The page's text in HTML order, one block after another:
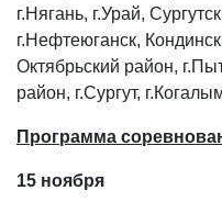
г.Нягань, г.Урай,
г.Нефтеюганск,
Октябрьский район,
район, г.Сургут,
Программа
15 ноября